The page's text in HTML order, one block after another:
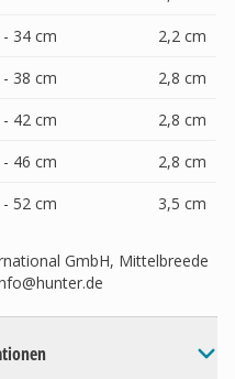
- 34 cm
2,2 cm
- 38 cm
2,8 cm
- 42 cm
2,8 cm
- 46 cm
2,8 cm
- 52 cm
3,5 cm
GmbH, Mittelbreede